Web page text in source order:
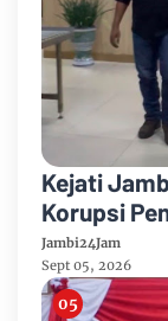
Kejati
Korupsi
Pelabuhan
Umum
Jambi24Jam
Sept 05, 2026